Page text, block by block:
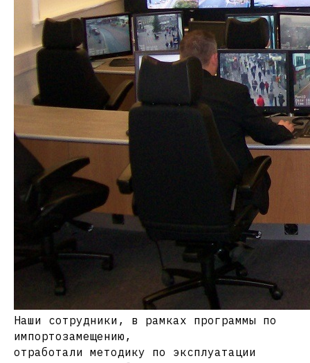
Наши сотрудники, в рамках программы по
импортозамещению,
отработали методику по эксплуатации